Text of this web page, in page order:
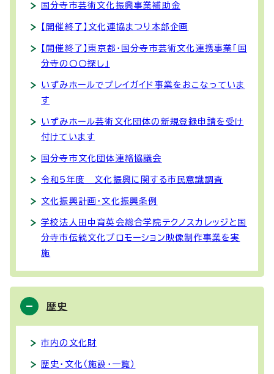
国分寺市芸術文化振興事業補助金
【開催終了】文化連協まつり本部企画
【開催終了】東京都・国分寺市芸術文化連携事業「国
分寺の〇〇探し」
いずみホールでプレイガイド事業をおこなっていま
す
いずみホール芸術文化団体の新規登録申請を受け
付けています
国分寺市文化団体連絡協議会
令和5年度 文化振興に関する市民意識調査
文化振興計画・文化振興条例
学校法人田中育英会総合学院テクノスカレッジと国
分寺市伝統文化プロモーション映像制作事業を実
施
歴史
市内の文化財
歴史・文化（施設・一覧）